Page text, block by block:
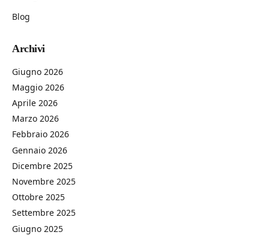
Blog
Archivi
Giugno 2026
Maggio 2026
Aprile 2026
Marzo 2026
Febbraio 2026
Gennaio 2026
Dicembre 2025
Novembre 2025
Ottobre 2025
Settembre 2025
Giugno 2025